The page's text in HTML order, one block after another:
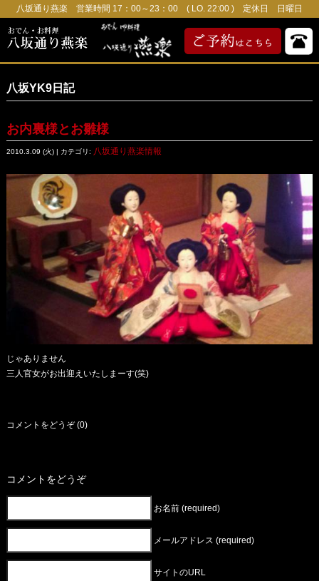
八坂通り燕楽 営業時間 17：00～23：00 ( LO. 22:00 ) 定休日 日曜日
八坂YK9日記
お内裏様とお雛様
2010.3.09 (火) | カテゴリ: 八坂通り燕楽情報
じゃありません
三人官女がお出迎えいたしまーす(笑)
コメントをどうぞ (0)
コメントをどうぞ
お名前 (required)
メールアドレス (required)
サイトのURL